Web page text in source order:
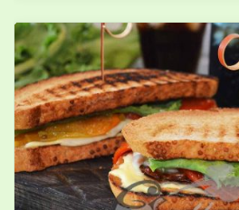
с
белой
фасолью"